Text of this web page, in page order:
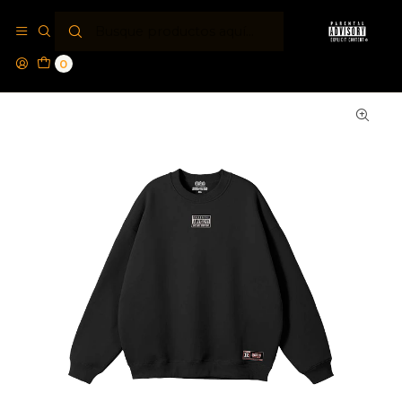
0
Polerón Crewneck Regular Parental Advisory®
Essential White